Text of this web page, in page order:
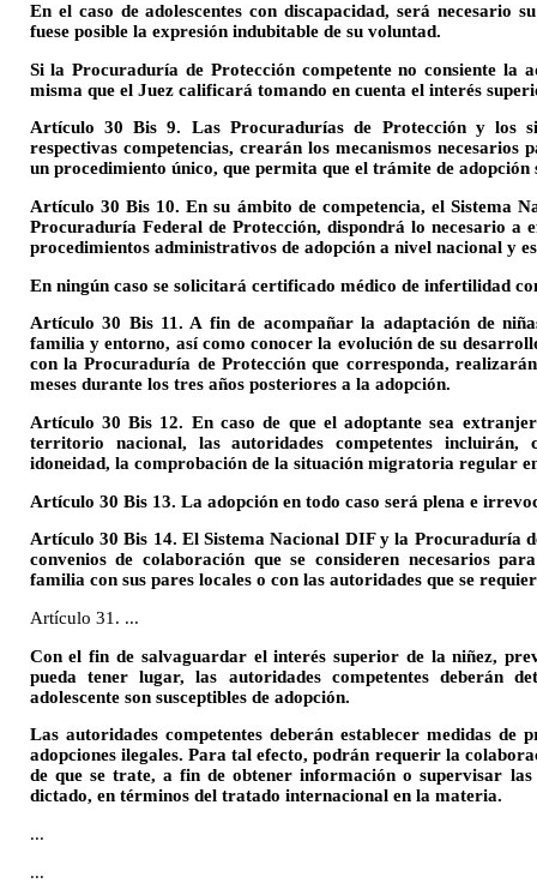
En el caso de adolescentes con discapacidad, será necesario
fuese posible la expresión indubitable de su voluntad.
Si la Procuraduría de Protección competente no consiente la
misma que el Juez calificará tomando en cuenta el interés
Artículo 30 Bis 9. Las Procuradurías de Protección y los
respectivas competencias, crearán los mecanismos necesarios
un procedimiento único, que permita que el trámite de
Artículo 30 Bis 10. En su ámbito de competencia, el Sistema
Procuraduría Federal de Protección, dispondrá lo necesario a
procedimientos administrativos de adopción a nivel nacional y
En ningún caso se solicitará certificado médico de infertilidad
Artículo 30 Bis 11. A fin de acompañar la adaptación de
familia y entorno, así como conocer la evolución de su
con la Procuraduría de Protección que corresponda,
meses durante los tres años posteriores a la adopción.
Artículo 30 Bis 12. En caso de que el adoptante sea
territorio nacional, las autoridades competentes
idoneidad, la comprobación de la situación migratoria regular
Artículo 30 Bis 13. La adopción en todo caso será plena e
Artículo 30 Bis 14. El Sistema Nacional DIF y la Procuraduría
convenios de colaboración que se consideren necesarios
familia con sus pares locales o con las autoridades que se
Artículo 31. ...
Con el fin de salvaguardar el interés superior de la niñez,
pueda tener lugar, las autoridades competentes deberán
adolescente son susceptibles de adopción.
Las autoridades competentes deberán establecer medidas
adopciones ilegales. Para tal efecto, podrán requerir la
de que se trate, a fin de obtener información o supervisar las
dictado, en términos del tratado internacional en la materia.
...
...